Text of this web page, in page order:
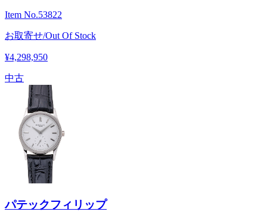
Item No.53822
お取寄せ/Out Of Stock
¥4,298,950
中古
パテックフィリップ